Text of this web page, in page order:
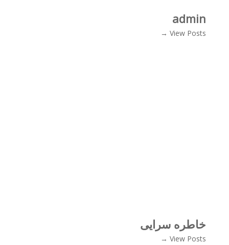
admin
View Posts →
خاطره سرایی
View Posts →